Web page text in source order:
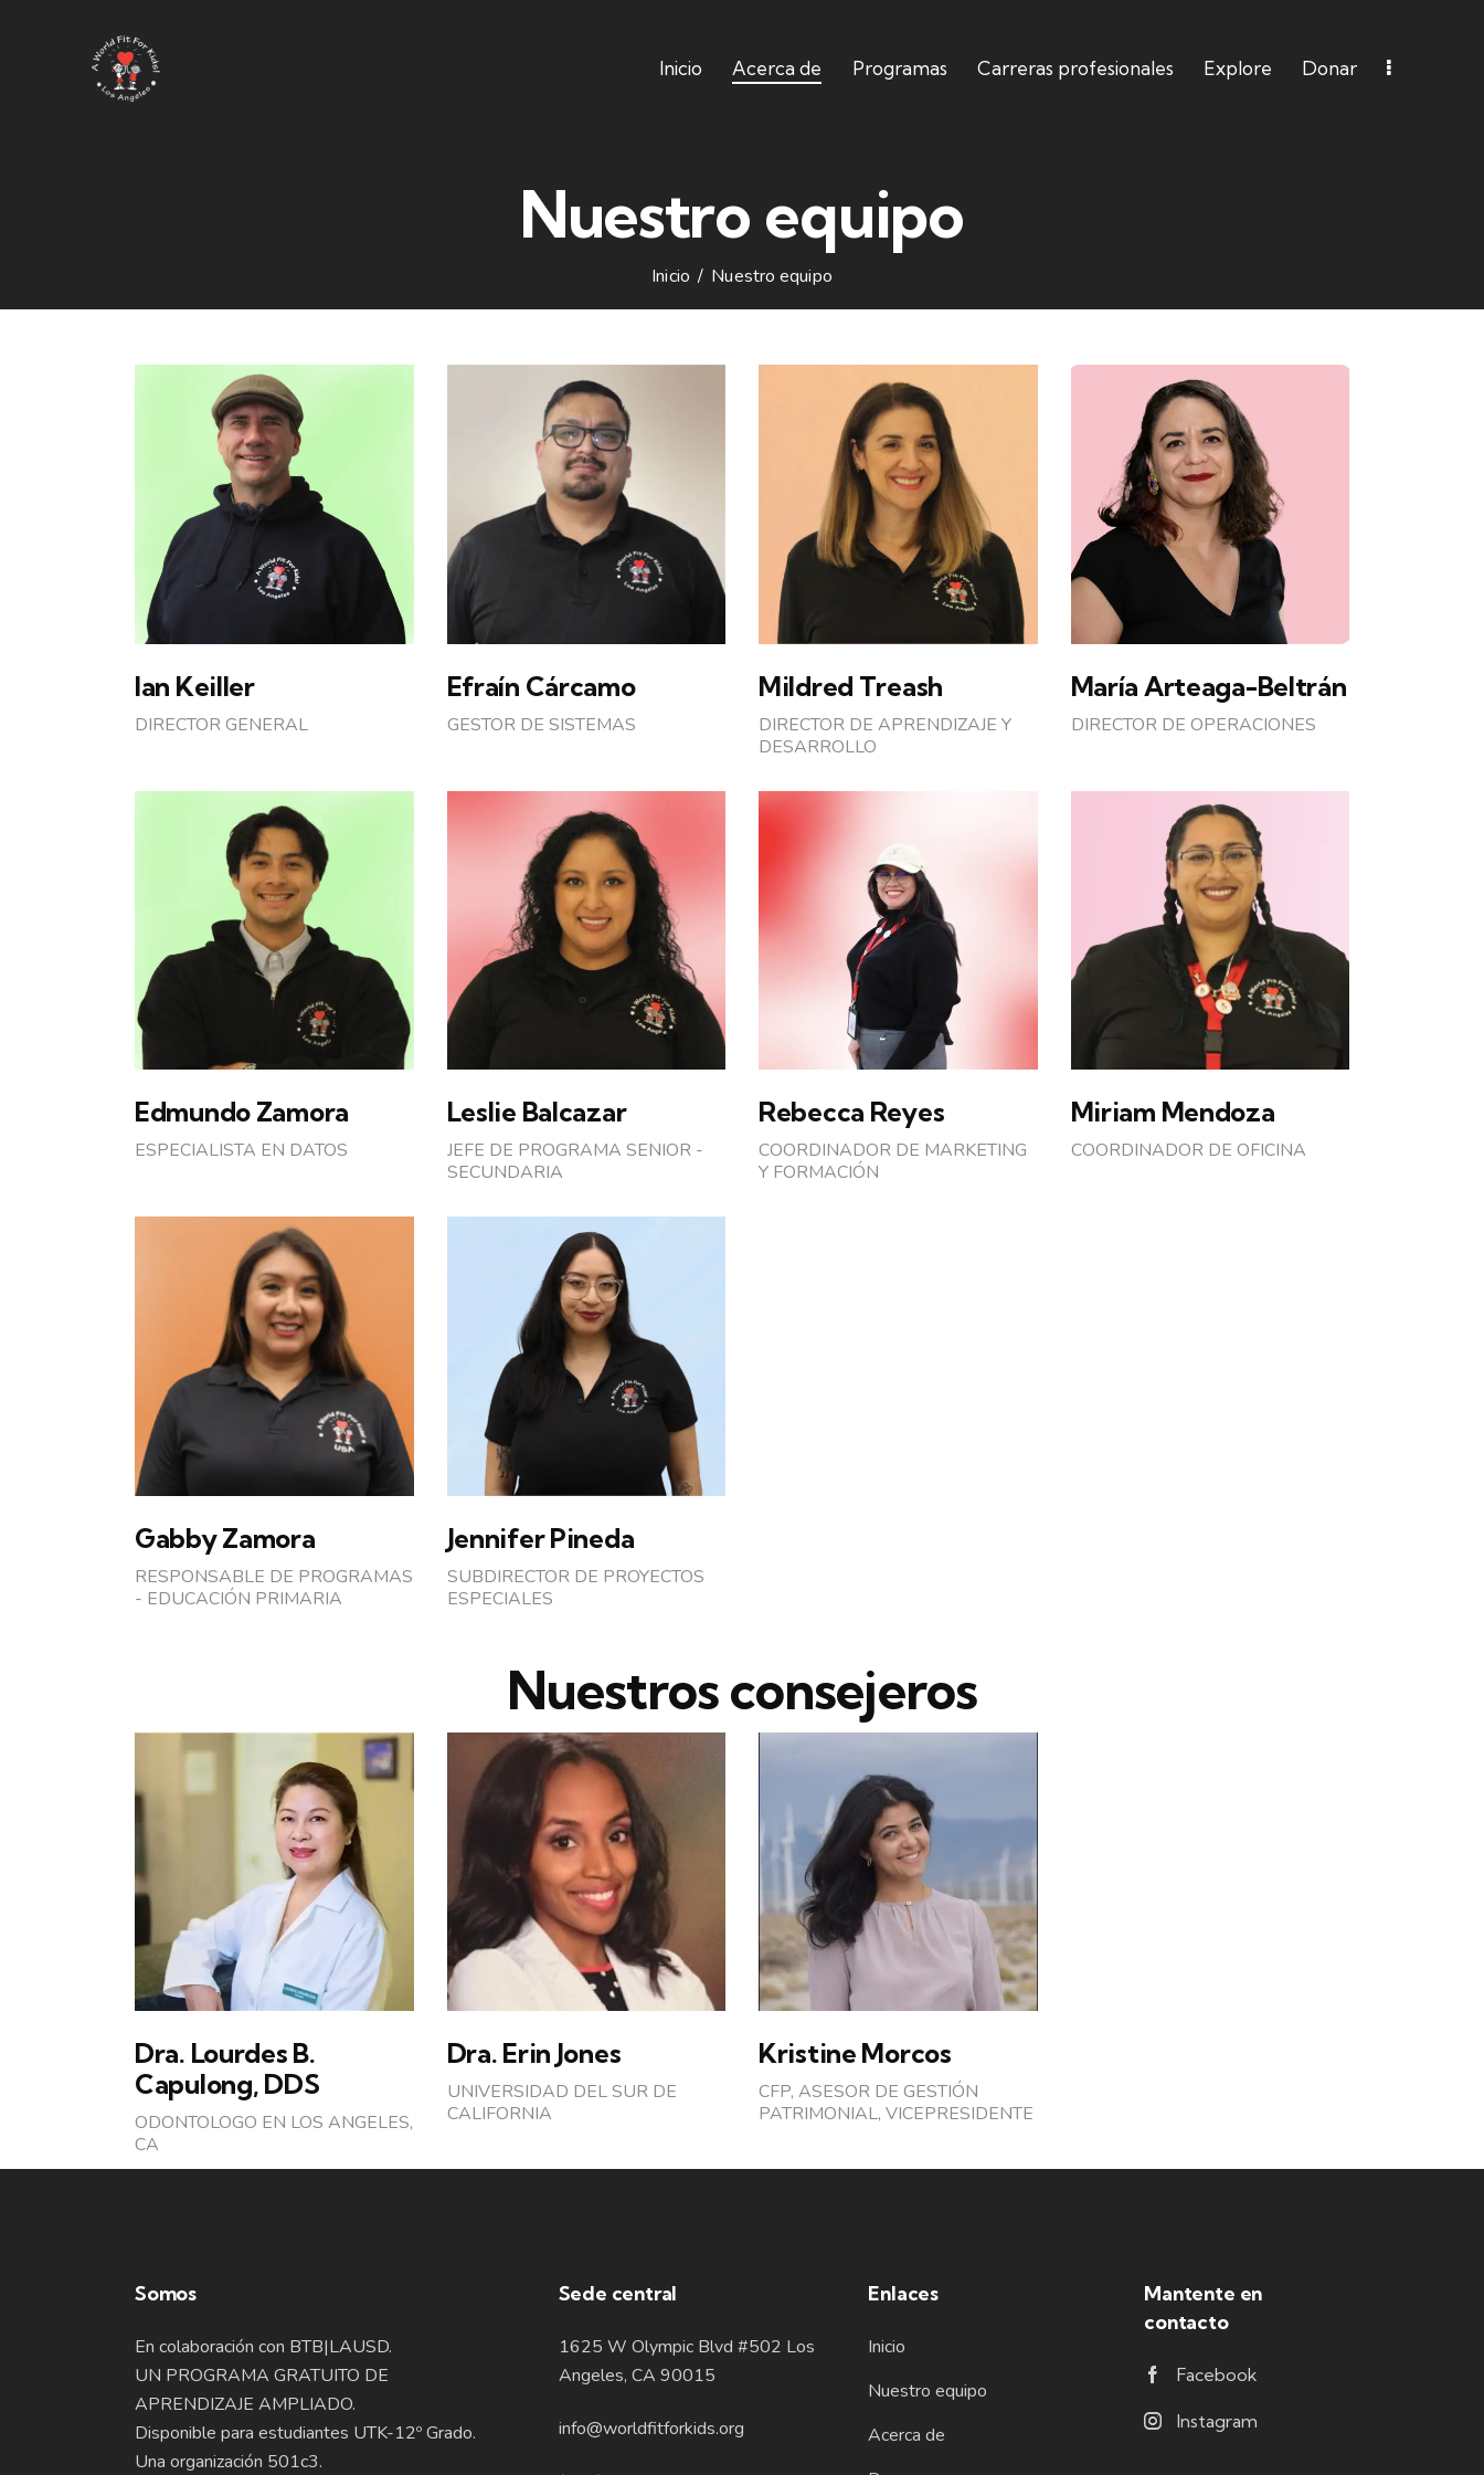
Inicio Acerca de Programas Carreras profesionales Explore Donar
Nuestro equipo
Inicio Nuestro equipo
Ian Keiller
DIRECTOR GENERAL
Efraín Cárcamo
GESTOR DE SISTEMAS
Mildred Treash
DIRECTOR DE APRENDIZAJE Y
DESARROLLO
María Arteaga-Beltrán
DIRECTOR DE OPERACIONES
Edmundo Zamora
ESPECIALISTA EN DATOS
Leslie Balcazar
JEFE DE PROGRAMA SENIOR -
SECUNDARIA
Rebecca Reyes
COORDINADOR DE MARKETING
Y FORMACIÓN
Miriam Mendoza
COORDINADOR DE OFICINA
Gabby Zamora
RESPONSABLE DE PROGRAMAS
- EDUCACIÓN PRIMARIA
Jennifer Pineda
SUBDIRECTOR DE PROYECTOS
ESPECIALES
Nuestros consejeros
Dra. Lourdes B.
Capulong, DDS
ODONTOLOGO EN LOS ANGELES,
CA
Dra. Erin Jones
UNIVERSIDAD DEL SUR DE
CALIFORNIA
Kristine Morcos
CFP, ASESOR DE GESTIÓN
PATRIMONIAL, VICEPRESIDENTE
Somos
En colaboración con BTB|LAUSD.
UN PROGRAMA GRATUITO DE
APRENDIZAJE AMPLIADO.
Disponible para estudiantes UTK-12º Grado.
Una organización 501c3.
Sede central
1625 W Olympic Blvd #502 Los
Angeles, CA 90015
info@worldfitforkids.org
Enlaces
Inicio
Nuestro equipo
Acerca de
Mantente en
contacto
Facebook
Instagram